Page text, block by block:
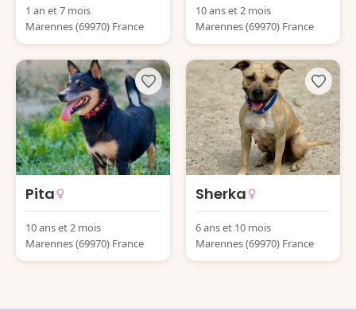
1 an et 7 mois
Marennes (69970) France
10 ans et 2 mois
Marennes (69970) France
Pita
10 ans et 2 mois
Marennes (69970) France
Sherka
6 ans et 10 mois
Marennes (69970) France